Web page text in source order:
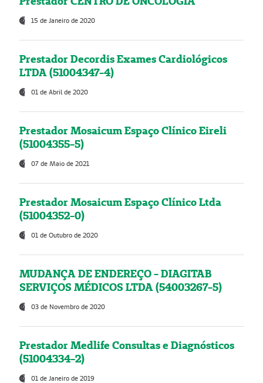
15 de Janeiro de 2020
Prestador Decordis Exames Cardiológicos
LTDA (51004347-4)
01 de Abril de 2020
Prestador Mosaicum Espaço Clínico Eireli
(51004355-5)
07 de Maio de 2021
Prestador Mosaicum Espaço Clínico Ltda
(51004352-0)
01 de Outubro de 2020
MUDANÇA DE ENDEREÇO - DIAGITAB
SERVIÇOS MÉDICOS LTDA (54003267-5)
03 de Novembro de 2020
Prestador Medlife Consultas e Diagnósticos
(51004334-2)
01 de Janeiro de 2019